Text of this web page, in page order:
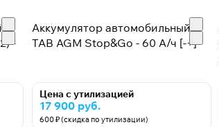
-
Аккумулятор автомобильный
TAB AGM Stop&Go - 60 А/ч [-+]
Цена с утилизацией
17 900 руб.
600 ₽ (скидка по утилизации)